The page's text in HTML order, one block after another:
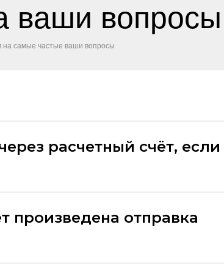
ваши вопросы
на самые частые ваши вопросы
расчетный счёт, если
произведена отправка